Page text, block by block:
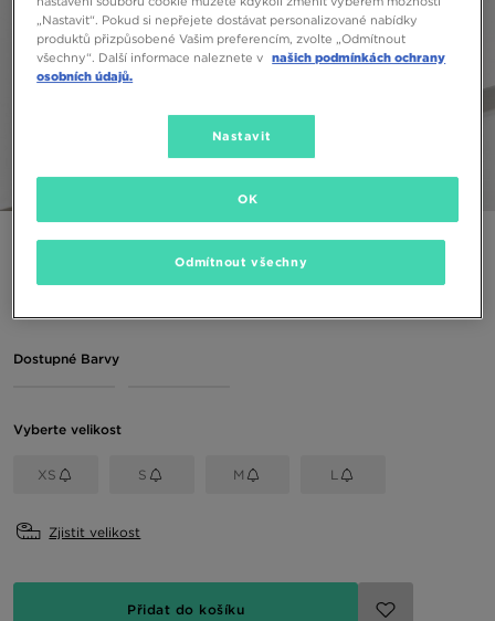
KALHOTY W JORDAN BRKLN FLC PANT 24
Dostupné Barvy
Vyberte velikost
XS S M L
Zjistit velikost
Přidat do košíku
„Nastavit“. Pokud si nepřejete dostávat personalizované nabídky
produktů přizpůsobené Vašim preferencím, zvolte „Odmítnout
všechny“. Další informace naleznete v našich podmínkách ochrany
osobních údajů.
Nastavit
Odmítnout všechny
OK